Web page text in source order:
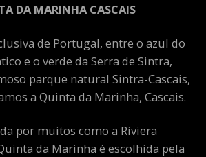
DA MARINHA CASCAIS
de Portugal, entre o azul do
e o verde da Serra de Sintra,
parque natural Sintra-Cascais,
a Quinta da Marinha, Cascais.
por muitos como a Riviera
da Marinha é escolhida pela